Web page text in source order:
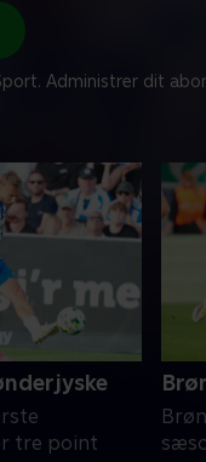
Administrer dit
tre point